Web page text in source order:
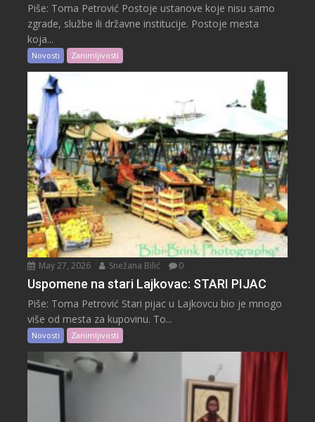
Piše: Toma Petrović Postoje ustanove koje nisu samo
zgrade, službe ili državne institucije. Postoje mesta
koja...
Novosti Zanimljivosti
May 27, 2026 Snežana Bilić 0
Uspomene na stari Lajkovac: STARI PIJAC
Piše: Toma Petrović Stari pijac u Lajkovcu bio je mnogo
više od mesta za kupovinu. To...
Novosti Zanimljivosti